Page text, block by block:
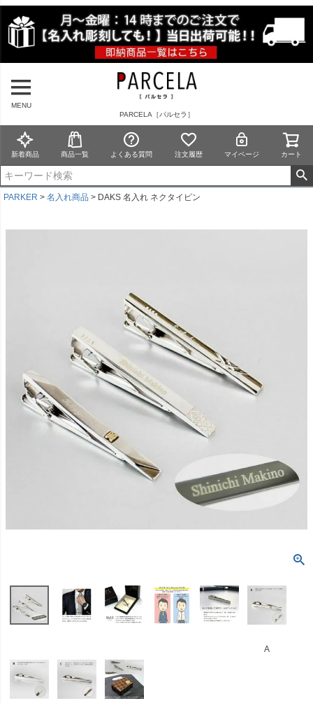
MENU
PARCELA［パルセラ］
新着商品 商品一覧 よくある質問 注文履歴 マイページ カート
PARKER 名入れ商品 DAKS 名入れ ネクタイピン
A